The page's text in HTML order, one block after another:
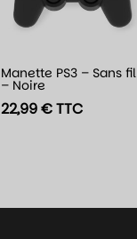
Manette PS3 – Sans fil
– Noire
22,99€TTC